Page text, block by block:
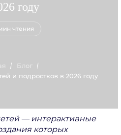
году
чтения
Блог
и подростков в 2026 году
— интерактивные
которых